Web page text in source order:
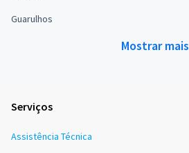
Guarulhos
Mostrar mais
Serviços
Assistência Técnica